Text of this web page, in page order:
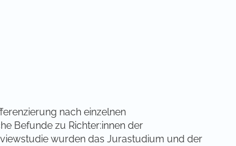
einer Gebühr
nach einzelnen
Befunde zu Richter:innen der
wurden das Jurastudium und der